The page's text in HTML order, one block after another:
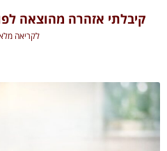
קיבלתי אזהרה מהוצאה
לקריאה